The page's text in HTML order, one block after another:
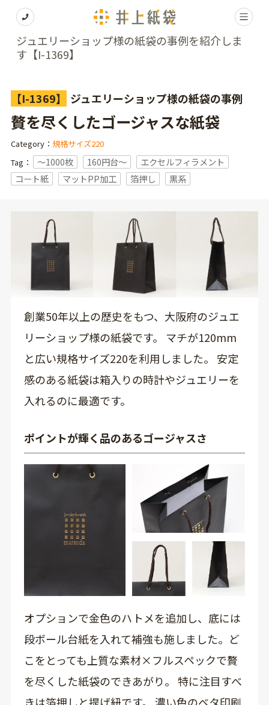
ジュエリーショップ様の紙袋の事例を紹介しま
す【I-1369】
【I-1369】 ジュエリーショップ様の紙袋の事例
贅を尽くしたゴージャスな紙袋
Category： 規格サイズ220
Tag：
〜1000枚 160円台〜
エクセルフィラメント
コート紙
マットPP加工 箔押し 黒系
創業50年以上の歴史をもつ、大阪府のジュエ
リーショップ様の紙袋です。 マチが120mm
と広い規格サイズ220を利用しました。 安定
感のある紙袋は箱入りの時計やジュエリーを
入れるのに最適です。
ポイントが輝く品のあるゴージャスさ
オプションで金色のハトメを追加し、底には
段ボール台紙を入れて補強も施しました。ど
こをとっても上質な素材×フルスペックで贅
を尽くした紙袋のできあがり。 特に注目すべ